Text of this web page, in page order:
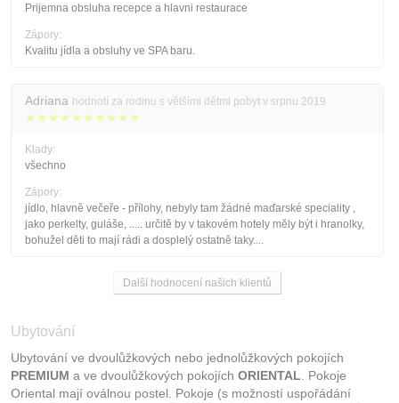
Prijemna obsluha recepce a hlavni restaurace
Zápory:
Kvalitu jídla a obsluhy ve SPA baru.
Adriana hodnotí za rodinu s většími dětmi pobyt v srpnu 2019
★★★★★★★★★★
Klady:
všechno
Zápory:
jídlo, hlavně večeře - přílohy, nebyly tam žádné maďarské speciality ,
jako perkelty, guláše, ..... určitě by v takovém hotely měly být i hranolky,
bohužel děti to mají rádi a dosplelý ostatně taky....
Další hodnocení našich klientů
Ubytování
Ubytování ve dvoulůžkových nebo jednolůžkových pokojích
PREMIUM a ve dvoulůžkových pokojích ORIENTAL. Pokoje
Oriental mají oválnou postel. Pokoje (s možností uspořádání